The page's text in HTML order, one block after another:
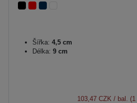
Šířka: 4,5 cm
Délka: 9 cm
103,47 CZK / bal. (1